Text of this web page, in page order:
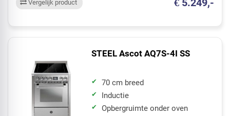
€ 5.249,-
Vergelijk product
STEEL Ascot AQ7S-4I SS
70 cm breed
Inductie
Opbergruimte onder oven